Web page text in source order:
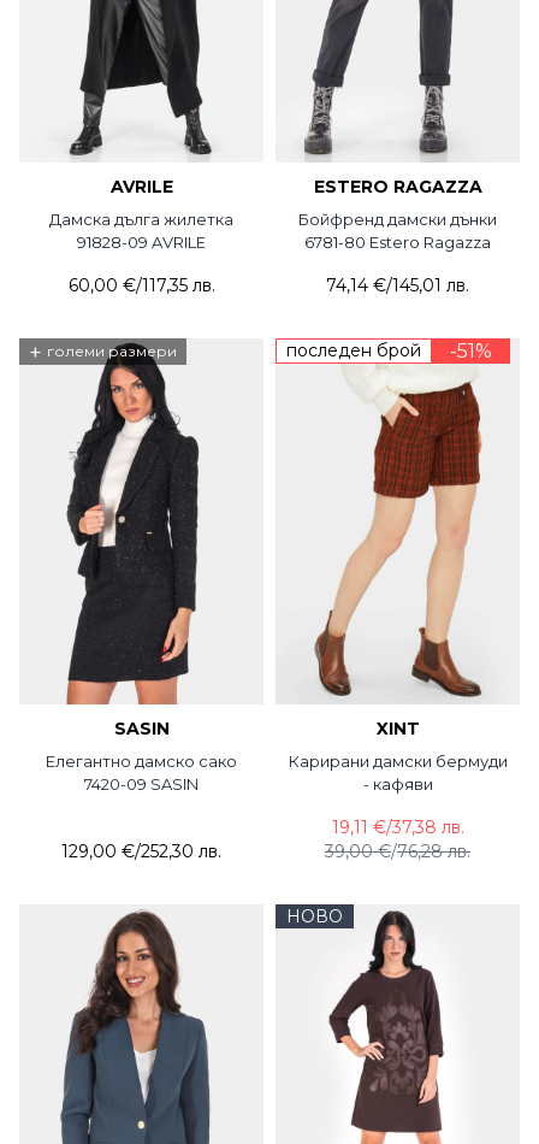
AVRILE
Дамска дълга жилетка
91828-09 AVRILE
60,00 €/117,35 лв.
ESTERO RAGAZZA
Бойфренд дамски дънки
6781-80 Estero Ragazza
74,14 €/145,01 лв.
+ големи размери
SASIN
Елегантно дамско сако
7420-09 SASIN
129,00 €/252,30 лв.
последен брой -51%
XINT
Карирани дамски бермуди
- кафяви
39,00 €/76,28 лв.
19,11 €/37,38 лв.
НОВО